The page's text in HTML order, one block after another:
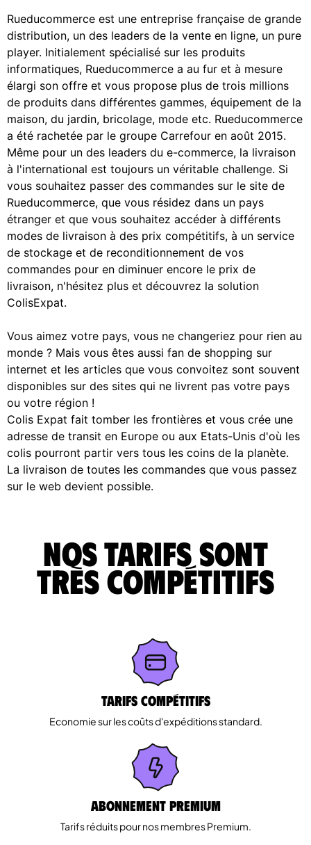
Rueducommerce est une entreprise française de grande
distribution, un des leaders de la vente en ligne, un pure
player. Initialement spécialisé sur les produits
informatiques, Rueducommerce a au fur et à mesure
élargi son offre et vous propose plus de trois millions
de produits dans différentes gammes, équipement de la
maison, du jardin, bricolage, mode etc. Rueducommerce
a été rachetée par le groupe Carrefour en août 2015.
Même pour un des leaders du e-commerce, la livraison
à l'international est toujours un véritable challenge. Si
vous souhaitez passer des commandes sur le site de
Rueducommerce, que vous résidez dans un pays
étranger et que vous souhaitez accéder à différents
modes de livraison à des prix compétitifs, à un service
de stockage et de reconditionnement de vos
commandes pour en diminuer encore le prix de
livraison, n'hésitez plus et découvrez la solution
ColisExpat.
Vous aimez votre pays, vous ne changeriez pour rien au
monde ? Mais vous êtes aussi fan de shopping sur
internet et les articles que vous convoitez sont souvent
disponibles sur des sites qui ne livrent pas votre pays
ou votre région !
Colis Expat fait tomber les frontières et vous crée une
adresse de transit en Europe ou aux Etats-Unis d'où les
colis pourront partir vers tous les coins de la planète.
La livraison de toutes les commandes que vous passez
sur le web devient possible.
Nos tarifs sont
très compétitifs
Tarifs Compétitifs
Economie sur les coûts d'expéditions standard.
Abonnement Premium
Tarifs réduits pour nos membres Premium.